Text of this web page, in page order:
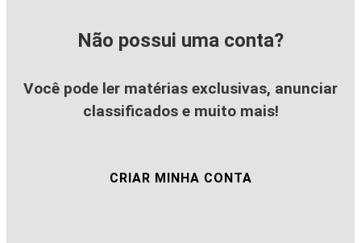
Não possui uma conta?
Você pode ler matérias exclusivas, anunciar
classificados e muito mais!
CRIAR MINHA CONTA